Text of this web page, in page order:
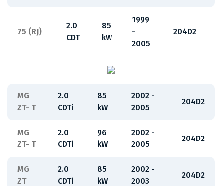
75 (RJ)
2.0
CDT
85
kW
1999
-
2005
204D2
MG
ZT- T
2.0
CDTi
85
kW
2002 -
2005
204D2
MG
ZT- T
2.0
CDTi
96
kW
2002 -
2005
204D2
MG
ZT
2.0
CDTi
85
kW
2002 -
2003
204D2